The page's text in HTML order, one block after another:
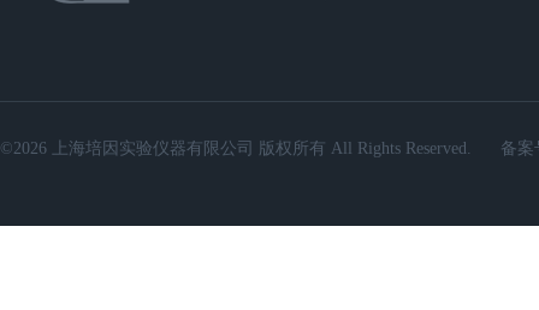
©2026 上海培因实验仪器有限公司 版权所有 All Rights Reserved. 备案